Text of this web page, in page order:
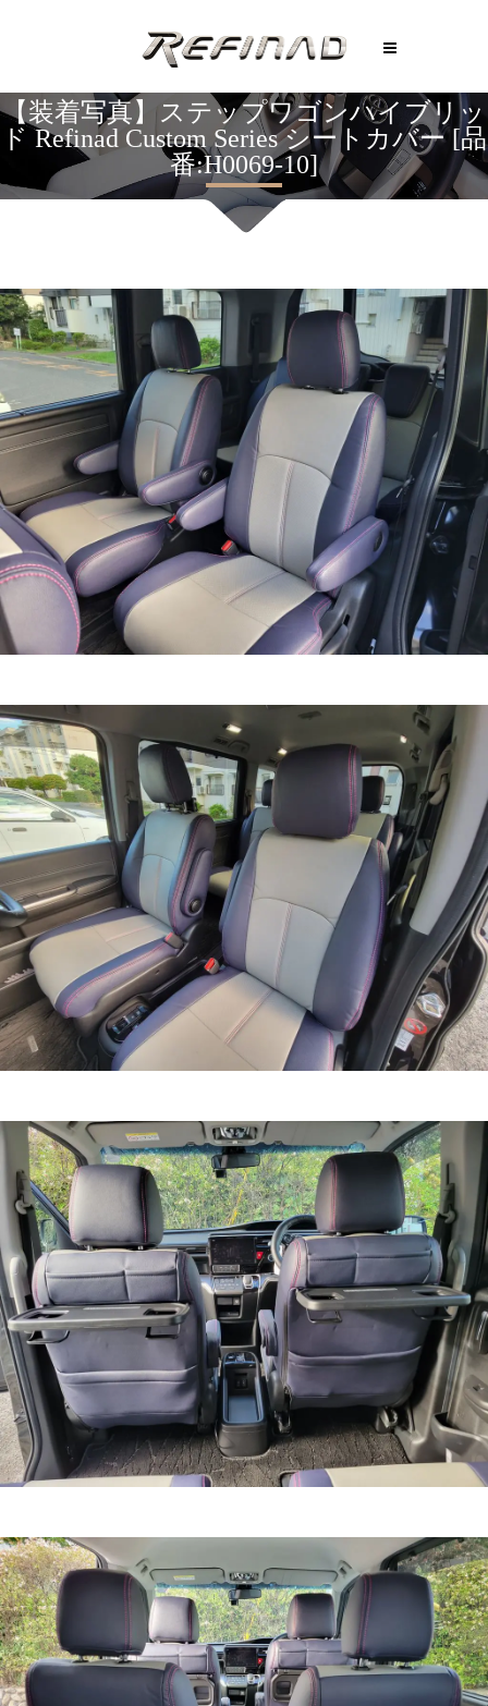
【装着写真】ステップワゴンハイブリッ
ド Refinad Custom Series シートカバー [品
番:H0069-10]